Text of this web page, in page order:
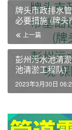
牌头市政排水
必要措施 (牌头
上一篇
彭州污水池清
池清淤工程队)
2023年3月30日